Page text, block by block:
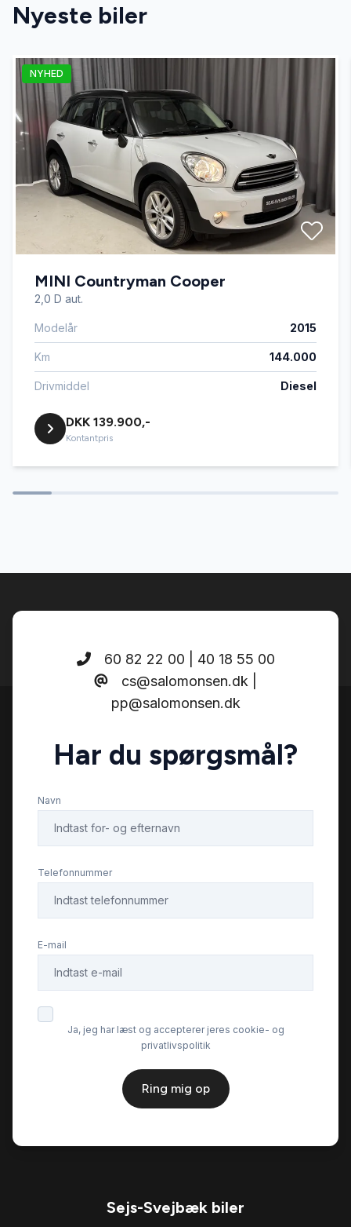
Nyeste biler
NYHED
MINI Countryman Cooper
2,0 D aut.
Modelår 2015
Km 144.000
Drivmiddel Diesel
DKK 139.900,-
Kontantpris
60 82 22 00 | 40 18 55 00
cs@salomonsen.dk |
pp@salomonsen.dk
Har du spørgsmål?
Navn
Telefonnummer
E-mail
Ja, jeg har læst og accepterer jeres cookie- og
privatlivspolitik
Ring mig op
Sejs-Svejbæk biler